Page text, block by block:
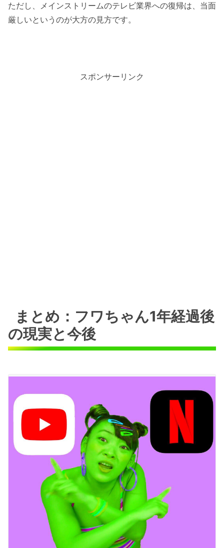
ただし、メインストリームのテレビ業界への復帰は、当面
厳しいというのが大方の見方です。
スポンサーリンク
まとめ：フワちゃん1年経過後
の現実と今後